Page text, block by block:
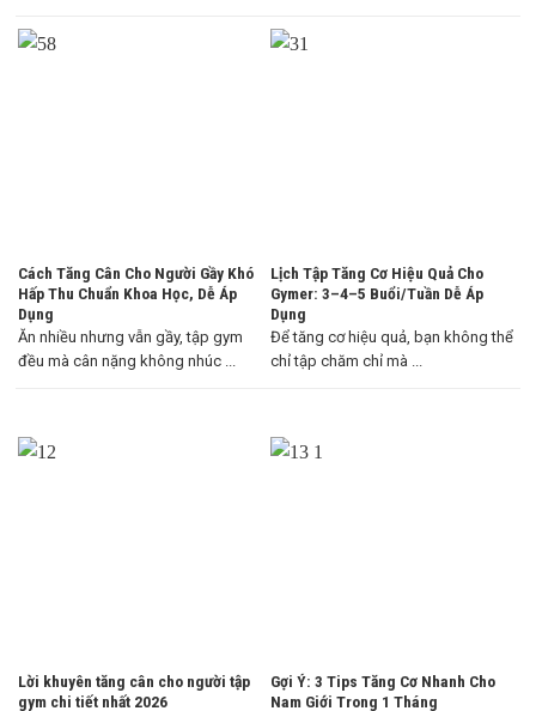
Cách Tăng Cân Cho Người Gầy Khó
Hấp Thu Chuẩn Khoa Học, Dễ Áp
Dụng
Ăn nhiều nhưng vẫn gầy, tập gym
đều mà cân nặng không nhúc ...
Lịch Tập Tăng Cơ Hiệu Quả Cho
Gymer: 3–4–5 Buổi/Tuần Dễ Áp
Dụng
Để tăng cơ hiệu quả, bạn không thể
chỉ tập chăm chỉ mà ...
Lời khuyên tăng cân cho người tập
gym chi tiết nhất 2026
Gợi Ý: 3 Tips Tăng Cơ Nhanh Cho
Nam Giới Trong 1 Tháng